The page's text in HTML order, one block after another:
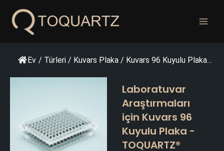
geç
Ev / Türleri / Kuvars Plaka / Kuvars 96 Kuyulu Plaka...
Laboratuvar
Araştırmaları
için Kuvars 96
Kuyulu Plaka -
TOQUARTZ®